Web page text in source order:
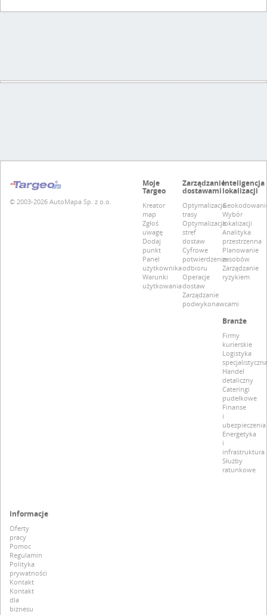
© 2003-2026 AutoMapa Sp. z o.o.
Moje
Targeo
Kreator
map
Zgłoś
uwagę
Dodaj
punkt
Panel
użytkownika
Warunki
użytkowania
Zarządzanie
dostawami
Optymalizacja
trasy
Optymalizacja
stref
dostaw
Cyfrowe
potwierdzenie
odbioru
Operacje
dostaw
Zarządzanie
podwykonawcami
Inteligencja
lokalizacji
Wybór
lokalizacji
Analityka
przestrzenna
Planowanie
zasobów
Zarządzanie
ryzykiem
Branże
Firmy
kurierskie
Logistyka
specjalistyczna
Handel
detaliczny
Cateringi
pudełkowe
Finanse
i
ubezpieczenia
Energetyka
i
infrastruktura
Służby
ratunkowe
Informacje
Oferty
pracy
Pomoc
Regulamin
Polityka
prywatności
Kontakt
Kontakt
dla
biznesu